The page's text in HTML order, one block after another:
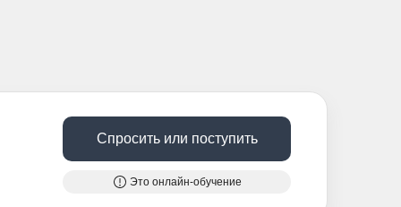
Спросить или поступить
Это онлайн-обучение